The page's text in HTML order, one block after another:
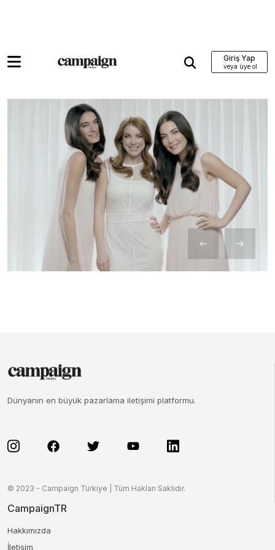
Giriş Yap
Dünyanın en büyük pazarlama iletişimi platformu.
© 2023 - Campaign Türkiye | Tüm Hakları Saklıdır.
CampaignTR
Hakkımızda
İletişim